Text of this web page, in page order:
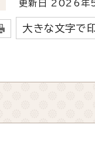
更新日 2026年
大きな文字で